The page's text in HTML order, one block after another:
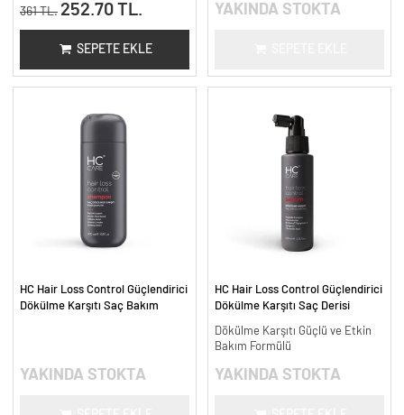
361 TL. 252.70 TL.
SEPETE EKLE
YAKINDA STOKTA
HC Hair Loss Control Güçlendirici
Dökülme Karşıtı Saç Bakım
YAKINDA STOKTA
HC Hair Loss Control Güçlendirici
Dökülme Karşıtı Saç Derisi
Dökülme Karşıtı Güçlü ve Etkin
Bakım Formülü
YAKINDA STOKTA